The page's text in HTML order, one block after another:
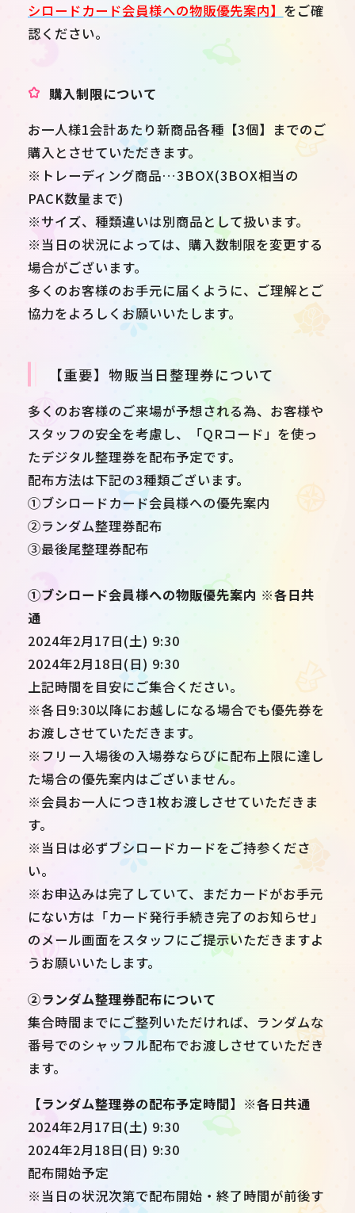
シロードカード会員様への物販優先案内】 をご確
認ください。
購入制限について
お一人様1会計あたり新商品各種【3個】までのご
購入とさせていただきます。
※トレーディング商品…3BOX(3BOX相当の
PACK数量まで)
※サイズ、種類違いは別商品として扱います。
※当日の状況によっては、購入数制限を変更する
場合がございます。
多くのお客様のお手元に届くように、ご理解とご
協力をよろしくお願いいたします。
【重要】物販当日整理券について
多くのお客様のご来場が予想される為、お客様や
スタッフの安全を考慮し、「QRコード」を使っ
たデジタル整理券を配布予定です。
配布方法は下記の3種類ございます。
①ブシロードカード会員様への優先案内
②ランダム整理券配布
③最後尾整理券配布
①ブシロード会員様への物販優先案内 ※各日共
通
2024年2月17日(土) 9:30
2024年2月18日(日) 9:30
上記時間を目安にご集合ください。
※各日9:30以降にお越しになる場合でも優先券を
お渡しさせていただきます。
※フリー入場後の入場券ならびに配布上限に達し
た場合の優先案内はございません。
※会員お一人につき1枚お渡しさせていただきま
す。
※当日は必ずブシロードカードをご持参くださ
い。
※お申込みは完了していて、まだカードがお手元
にない方は「カード発行手続き完了のお知らせ」
のメール画面をスタッフにご提示いただきますよ
うお願いいたします。
➁ランダム整理券配布について
集合時間までにご整列いただければ、ランダムな
番号でのシャッフル配布でお渡しさせていただき
ます。
【ランダム整理券の配布予定時間】※各日共通
2024年2月17日(土) 9:30
2024年2月18日(日) 9:30
配布開始予定
※当日の状況次第で配布開始・終了時間が前後す